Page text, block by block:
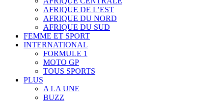
AFRIQUE DE L’EST
AFRIQUE DU NORD
AFRIQUE DU SUD
FEMME ET SPORT
INTERNATIONAL
FORMULE 1
MOTO GP
TOUS SPORTS
PLUS
A LA UNE
BUZZ